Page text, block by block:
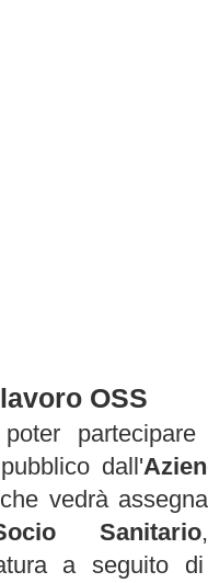
OSS
dall'
vedrà
Sanitario
a seguito